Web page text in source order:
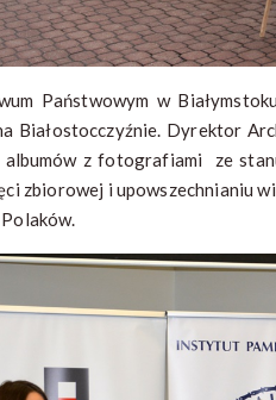
Państwowym w
Białostocczyźnie. Dyrektor
z fotografiami ze
zbiorowej i upowszechnianiu